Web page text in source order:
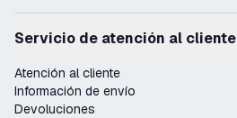
Servicio de atención al cliente
Atención al cliente
Información de envío
Devoluciones